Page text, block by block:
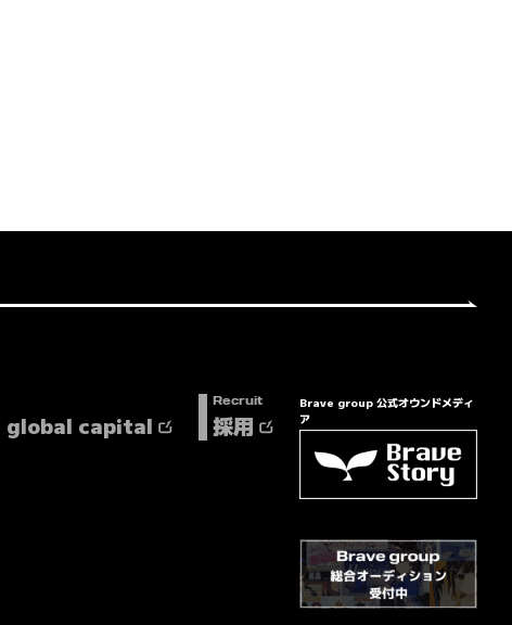
global capital
Recruit
採用
Brave group 公式オウンドメディ
ア